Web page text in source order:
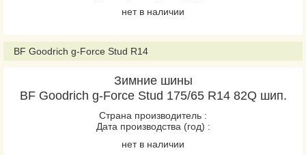
нет в наличии
BF Goodrich g-Force Stud R14
Зимние шины
BF Goodrich g-Force Stud 175/65 R14 82Q шип.
Страна производитель :
Дата производства (год) :
нет в наличии